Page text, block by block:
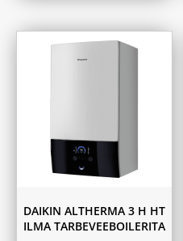
10.44 kW 260m²
9.75 kW 220m²
DAIKIN ALTHERMA 3 H HT
ILMA TARBEVEEBOILERITA